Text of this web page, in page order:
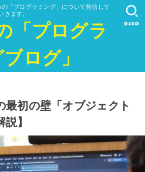
「プログラミング」について発信して
きます。
「プログラ
ログ」
SEARCH
最初の壁「オブジェクト
】